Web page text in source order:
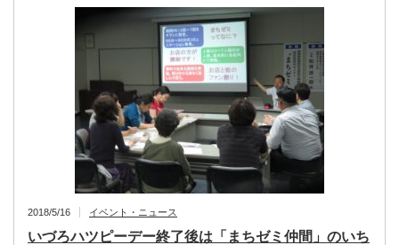
2018/5/16 イベント・ニュース
いづろハツピーデー終了後は「まちゼミ仲間」のいち